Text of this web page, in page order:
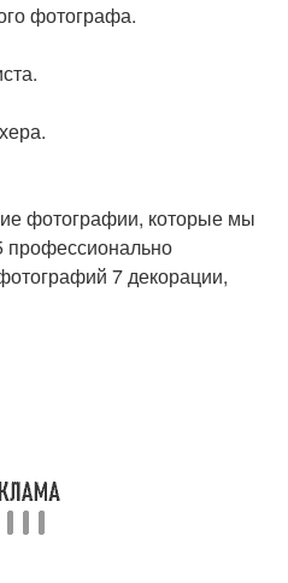
фотографа.
фотографии, которые мы
профессионально
7 декорации,